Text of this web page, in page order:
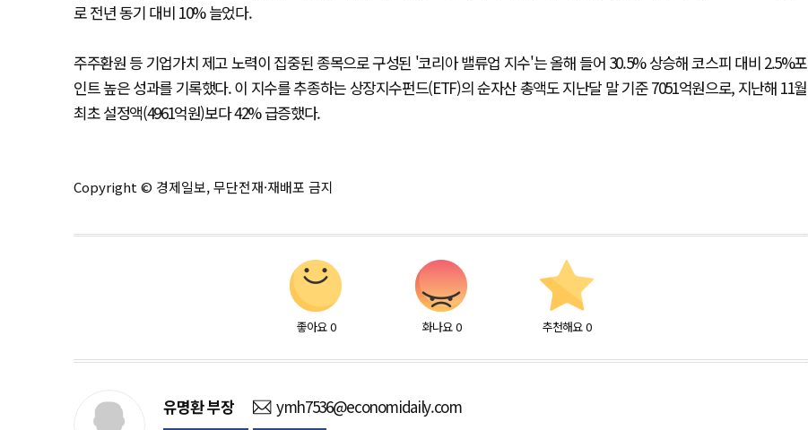
로 전년 동기 대비 10% 늘었다.
주주환원 등 기업가치 제고 노력이 집중된 종목으로 구성된 '코리아 밸류업 지수'는 올해 들어 30.5% 상승해 코스피 대비 2.5%포
인트 높은 성과를 기록했다. 이 지수를 추종하는 상장지수펀드(ETF)의 순자산 총액도 지난달 말 기준 7051억원으로, 지난해 11월
최초 설정액(4961억원)보다 42% 급증했다.
Copyright © 경제일보, 무단전재·재배포 금지
좋아요 0 화나요 0 추천해요 0
유명환부장 ymh7536@economidaily.com